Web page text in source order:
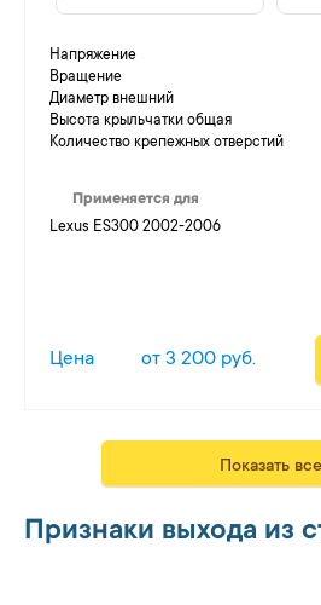
Напряжение
Вращение
Диаметр внешний
Высота крыльчатки общая
Количество крепежных отверстий
Применяется для
Lexus ES300 2002-2006
Цена от 3 200 руб.
Показать все
Признаки выхода из